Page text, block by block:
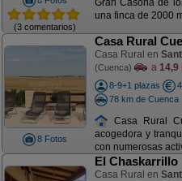
(3 comentarios)
Gran Casona de
una finca de 2000
8 Fotos
Casa Rural
Casa Rural en
(Cuenca) a 14,9
8-9+1 plazas
78 km de Cuenca
Casa Rural
acogedora y
con numerosas
El Chaskarrillo
Casa Rural en